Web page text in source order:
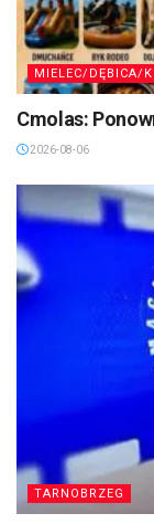
MIELEC/DĘBICA/
Cmolas:
2026-08-06
TARNOBRZEG